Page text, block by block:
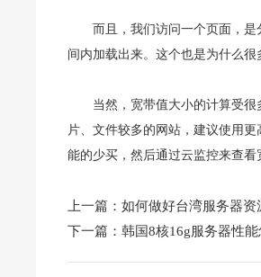
而且，我们访问一个页面，
间内加载出来。这个也是为什么
当然，宽带值大小的计算受
片、文件较多的网站，建议使用
能的少买，然后通过云监控来查
上一篇： 如何做好台湾服务器资
下一篇： 韩国8核16g服务器性能